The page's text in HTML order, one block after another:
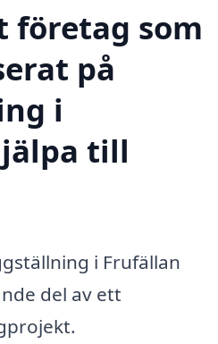
företag som
på
i
till
i Frufällan
del av ett